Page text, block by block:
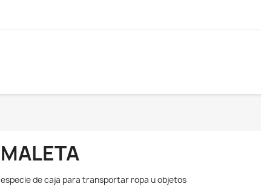
MALETA
especie de caja para transportar ropa u objetos